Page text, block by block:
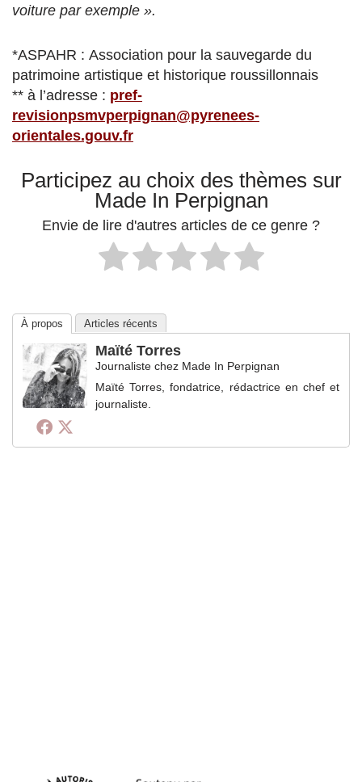
voiture par exemple ».
*ASPAHR : Association pour la sauvegarde du
patrimoine artistique et historique roussillonnais
** à l’adresse : pref-
revisionpsmvperpignan@pyrenees-
orientales.gouv.fr
Participez au choix des thèmes sur
Made In Perpignan
Envie de lire d'autres articles de ce genre ?
À propos Articles récents
Maïté Torres
Journaliste chez Made In Perpignan
Maïté Torres, fondatrice, rédactrice en chef et
journaliste.